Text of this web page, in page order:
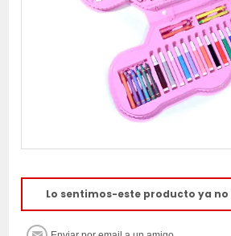
Lo sentimos-este producto ya